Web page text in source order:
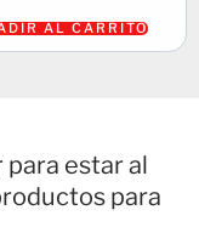
AL CARRITO
estar al
para